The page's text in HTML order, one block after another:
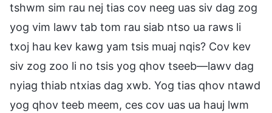
tshwm sim rau nej tias cov neeg uas siv dag zog
yog vim lawv tab tom rau siab ntso ua raws li
txoj hau kev kawg yam tsis muaj nqis? Cov kev
siv zog zoo li no tsis yog qhov tseeb—lawv dag
nyiag thiab ntxias dag xwb. Yog tias qhov ntawd
yog qhov teeb meem, ces cov uas ua hauj lwm